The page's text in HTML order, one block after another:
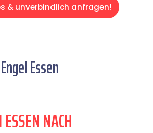
& unverbindlich anfragen!
Essen
NACH